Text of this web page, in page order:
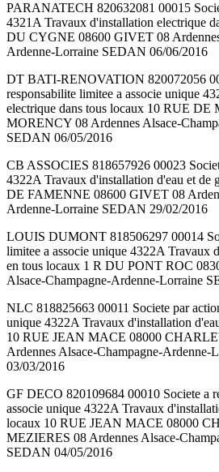
PARANATECH 820632081 00015
4321A Travaux d'installation electrique
DU CYGNE 08600 GIVET 08
Ardenne-Lorraine SEDAN 06/06/2016
DT BATI-RENOVATION 820072056
responsabilite limitee a associe unique
electrique dans tous locaux 10 RUE
MORENCY 08 Ardennes Alsace-
SEDAN 06/05/2016
CB ASSOCIES 818657926 00023
4322A Travaux d'installation d'eau et de
DE FAMENNE 08600 GIVET 08
Ardenne-Lorraine SEDAN 29/02/2016
LOUIS DUMONT 818506297 00014
limitee a associe unique 4322A Travaux
en tous locaux 1 R DU PONT ROC
Alsace-Champagne-Ardenne-Lorraine
NLC 818825663 00011 Societe par
unique 4322A Travaux d'installation
10 RUE JEAN MACE 08000
Ardennes Alsace-Champagne-
03/03/2016
GF DECO 820109684 00010 Societe a
associe unique 4322A Travaux
locaux 10 RUE JEAN MACE 08000
MEZIERES 08 Ardennes Alsace-
SEDAN 04/05/2016